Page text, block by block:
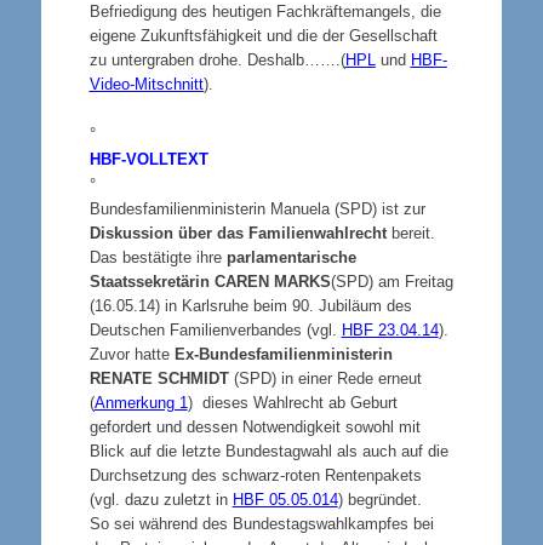
Befriedigung des heutigen Fachkräftemangels, die
eigene Zukunftsfähigkeit und die der Gesellschaft
zu untergraben drohe. Deshalb…….(HPL und HBF-
Video-Mitschnitt).
°
HBF-VOLLTEXT
°
Bundesfamilienministerin Manuela (SPD) ist zur
Diskussion über das Familienwahlrechtbereit.
Das bestätigte ihre parlamentarische
Staatssekretärin CAREN MARKS(SPD) am Freitag
(16.05.14) in Karlsruhe beim 90. Jubiläum des
Deutschen Familienverbandes (vgl. HBF 23.04.14).
Zuvor hatte Ex-Bundesfamilienministerin
RENATE SCHMIDT(SPD) in einer Rede erneut
(Anmerkung 1) dieses Wahlrecht ab Geburt
gefordert und dessen Notwendigkeit sowohl mit
Blick auf die letzte Bundestagwahl als auch auf die
Durchsetzung des schwarz-roten Rentenpakets
(vgl. dazu zuletzt in HBF 05.05.014) begründet.
So sei während des Bundestagswahlkampfes bei